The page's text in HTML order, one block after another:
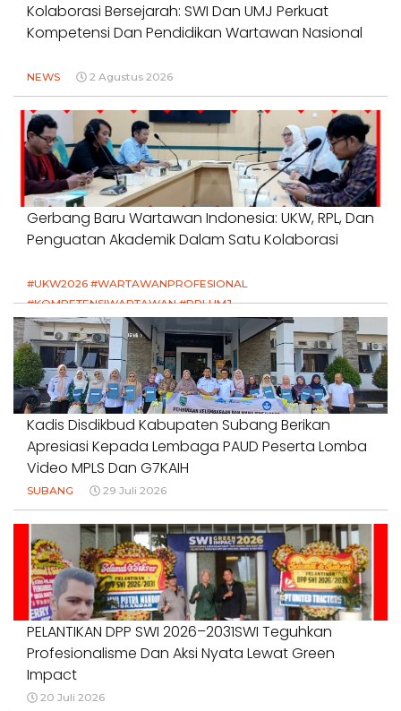
Kolaborasi Bersejarah: SWI Dan UMJ Perkuat
Kompetensi Dan Pendidikan Wartawan Nasional
NEWS 2 Agustus 2026
Gerbang Baru Wartawan Indonesia: UKW, RPL, Dan
Penguatan Akademik Dalam Satu Kolaborasi
#UKW2026 #WARTAWANPROFESIONAL
#KOMPETENSIWARTAWAN #RPLUMJ
#PENDIDIKANWARTAWAN #SWINASIONAL #SWIJABAR
1 Agustus 2026
Kadis Disdikbud Kabupaten Subang Berikan
Apresiasi Kepada Lembaga PAUD Peserta Lomba
Video MPLS Dan G7KAIH
SUBANG 29 Juli 2026
PELANTIKAN DPP SWI 2026–2031SWI Teguhkan
Profesionalisme Dan Aksi Nyata Lewat Green
Impact
20 Juli 2026